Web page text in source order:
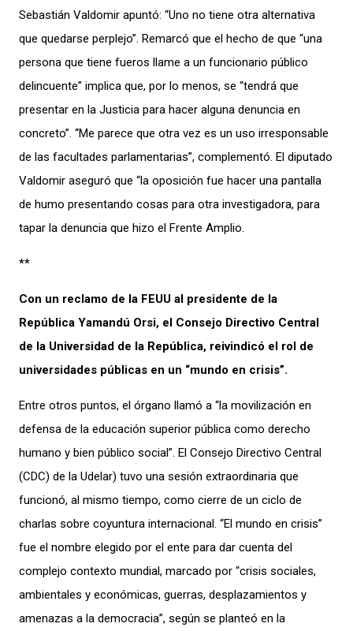
Sebastián Valdomir apuntó: “Uno no tiene otra alternativa
que quedarse perplejo”. Remarcó que el hecho de que “una
persona que tiene fueros llame a un funcionario público
delincuente” implica que, por lo menos, se “tendrá que
presentar en la Justicia para hacer alguna denuncia en
concreto”. “Me parece que otra vez es un uso irresponsable
de las facultades parlamentarias”, complementó. El diputado
Valdomir aseguró que “la oposición fue hacer una pantalla
de humo presentando cosas para otra investigadora, para
tapar la denuncia que hizo el Frente Amplio.
**
Con un reclamo de la FEUU al presidente de la
República Yamandú Orsi, el Consejo Directivo Central
de la Universidad de la República, reivindicó el rol de
universidades públicas en un “mundo en crisis”.
Entre otros puntos, el órgano llamó a “la movilización en
defensa de la educación superior pública como derecho
humano y bien público social”. El Consejo Directivo Central
(CDC) de la Udelar) tuvo una sesión extraordinaria que
funcionó, al mismo tiempo, como cierre de un ciclo de
charlas sobre coyuntura internacional. “El mundo en crisis”
fue el nombre elegido por el ente para dar cuenta del
complejo contexto mundial, marcado por “crisis sociales,
ambientales y económicas, guerras, desplazamientos y
amenazas a la democracia”, según se planteó en la